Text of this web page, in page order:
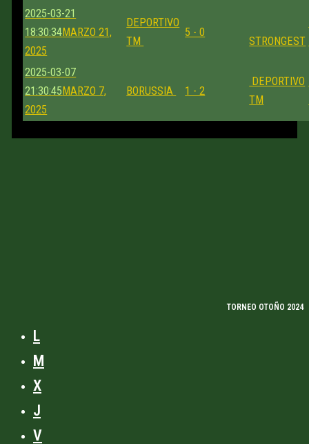
2025-03-21
18:30:34MARZO 21,
2025
DEPORTIVO
TM
5 - 0
STRONGEST
2025-03-07
21:30:45MARZO 7,
2025
BORUSSIA 1 - 2
DEPORTIVO
TM
TORNEO OTOÑO 2024
L
M
X
J
V